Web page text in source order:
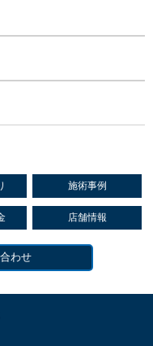
施術事例
店舗情報
わせ